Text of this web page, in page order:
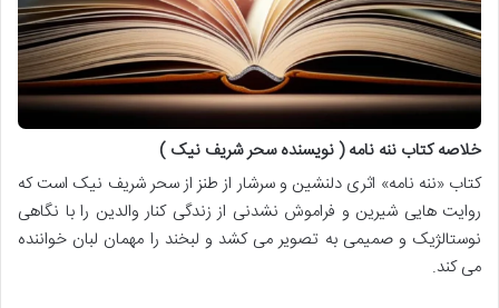
خلاصه کتاب ننه نامه ( نویسنده سحر شریف نیک )
کتاب «ننه نامه» اثری دلنشین و سرشار از طنز از سحر شریف نیک است که
روایت هایی شیرین و فراموش نشدنی از زندگی کنار والدین را با نگاهی
نوستالژیک و صمیمی به تصویر می کشد و لبخند را مهمان لبان خواننده
می کند.